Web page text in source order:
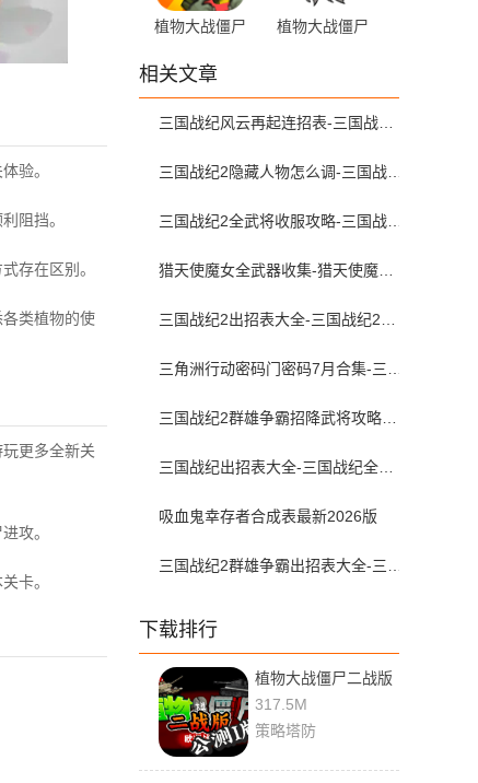
验。
阻挡。
存在区别。
类植物的使
更多全新关
攻。
卡。
植物大战僵尸
植物大战僵尸
相关文章
吸血鬼幸存者合成表最新2026版
下载排行
植物大战僵尸二战版
0.2 官方版
317.5M
策略塔防